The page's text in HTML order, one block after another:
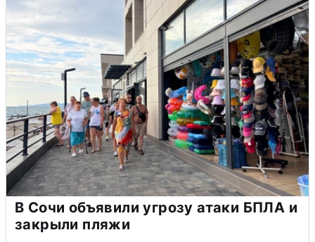
В Сочи объявили угрозу атаки БПЛА и
закрыли пляжи